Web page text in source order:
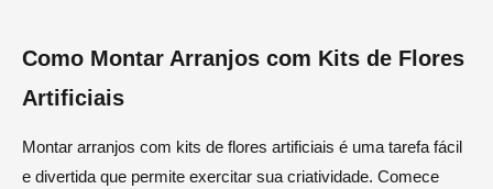
Como Montar Arranjos com Kits de Flores
Artificiais
Montar arranjos com kits de flores artificiais é uma tarefa fácil
e divertida que permite exercitar sua criatividade. Comece